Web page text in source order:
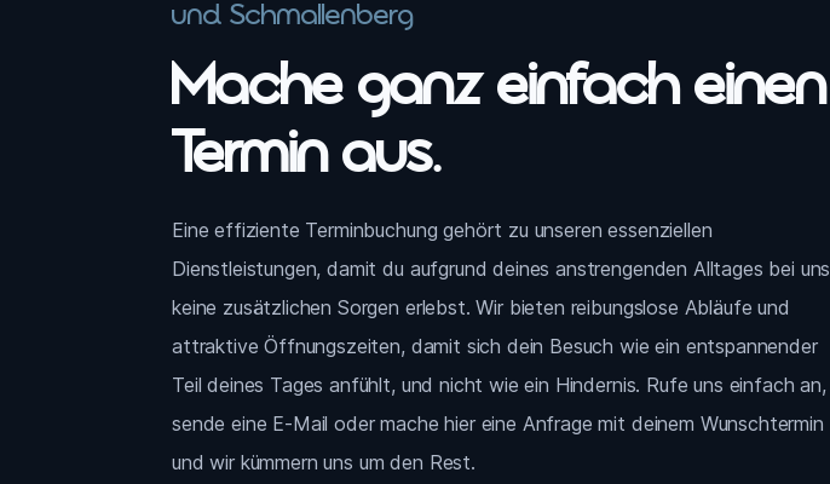
und Schmallenberg
Mache ganz einfach einen
Termin aus.
Eine effiziente Terminbuchung gehört zu unseren essenziellen
Dienstleistungen, damit du aufgrund deines anstrengenden Alltages bei uns
keine zusätzlichen Sorgen erlebst. Wir bieten reibungslose Abläufe und
attraktive Öffnungszeiten, damit sich dein Besuch wie ein entspannender
Teil deines Tages anfühlt, und nicht wie ein Hindernis. Rufe uns einfach an,
sende eine E-Mail oder mache hier eine Anfrage mit deinem Wunschtermin
und wir kümmern uns um den Rest.